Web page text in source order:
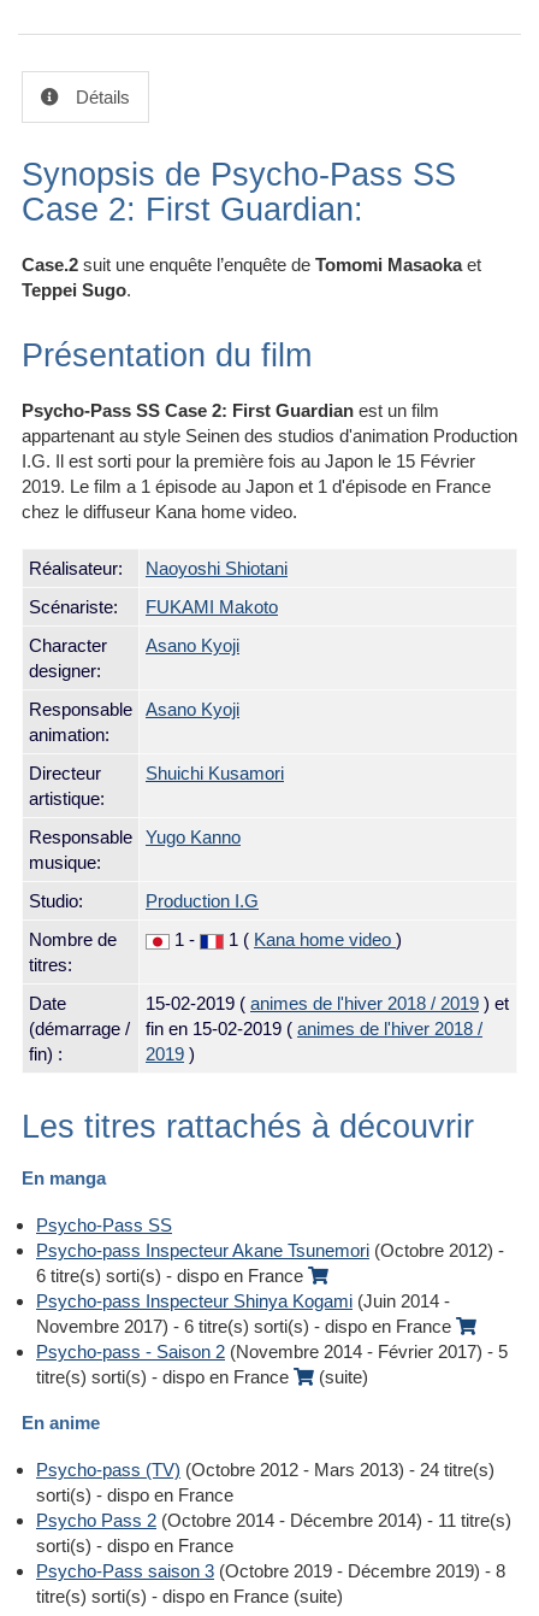
Détails
Synopsis de Psycho-Pass SS
Case 2: First Guardian:
Case.2 suit une enquête l’enquête de Tomomi Masaokaet
Teppei Sugo.
Présentation du film
Psycho-Pass SS Case 2: First Guardian est un film
appartenant au style Seinen des studios d'animation Production
I.G. Il est sorti pour la première fois au Japon le 15 Février
2019. Le film a 1 épisode au Japon et 1 d'épisode en France
chez le diffuseur Kana home video.
Réalisateur:
Naoyoshi Shiotani
Scénariste:
FUKAMI Makoto
Character
designer:
Asano Kyoji
Responsable
animation:
Asano Kyoji
Directeur
artistique:
Shuichi Kusamori
Responsable
musique:
Yugo Kanno
Studio:
Production I.G
Nombre de
titres:
1 - 1 ( Kana home video )
Date
(démarrage /
fin) :
15-02-2019 ( animes de l'hiver 2018 / 2019 ) et
fin en 15-02-2019 ( animes de l'hiver 2018 /
2019 )
Les titres rattachés à découvrir
En manga
Psycho-Pass SS
Psycho-pass Inspecteur Akane Tsunemori (Octobre 2012) -
6 titre(s) sorti(s) - dispo en France
Psycho-pass Inspecteur Shinya Kogami (Juin 2014 -
Novembre 2017) - 6 titre(s) sorti(s) - dispo en France
Psycho-pass - Saison 2 (Novembre 2014 - Février 2017) - 5
titre(s) sorti(s) - dispo en France
(suite)
En anime
Psycho-pass (TV) (Octobre 2012 - Mars 2013) - 24 titre(s)
sorti(s) - dispo en France
Psycho Pass 2 (Octobre 2014 - Décembre 2014) - 11 titre(s)
sorti(s) - dispo en France
Psycho-Pass saison 3 (Octobre 2019 - Décembre 2019) - 8
titre(s) sorti(s) - dispo en France (suite)